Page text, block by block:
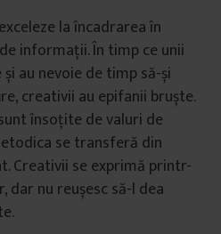
la încadrarea în
informații. În timp ce unii
au nevoie de timp să-și
creativii au epifanii bruște.
însoțite de valuri de
se transferă din
Creativii se exprimă printr-
nu reușesc să-l dea